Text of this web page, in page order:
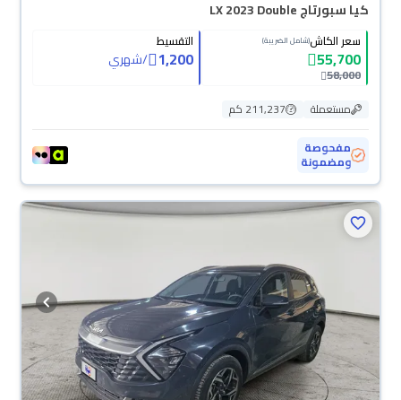
كيا سبورتاج LX 2023 Double
سعر الكاش(شامل الضريبة)
55,700
58,000
التقسيط
1,200
/شهري
مستعملة
211,237 كم
مفحوصة
ومضمونة